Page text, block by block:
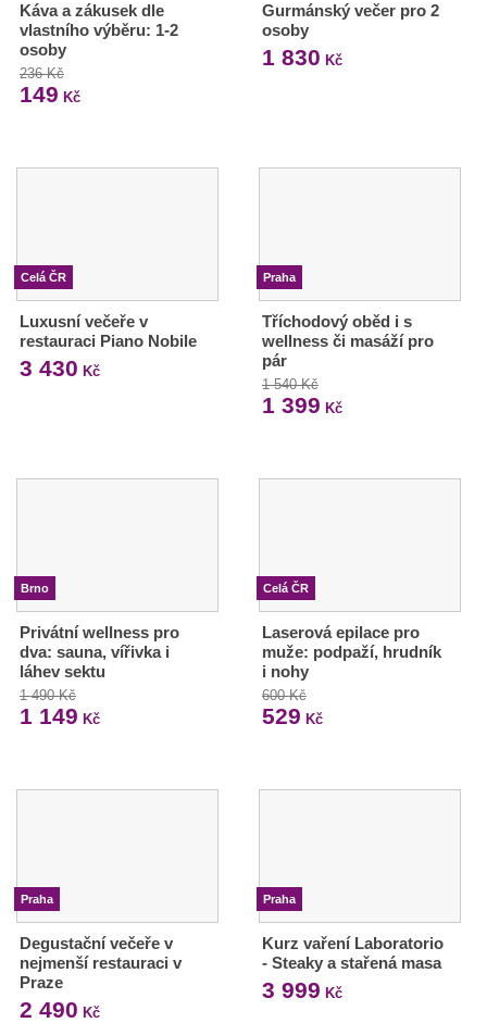
Káva a zákusek dle
vlastního výběru: 1-2
osoby
236 Kč
149 Kč
Gurmánský večer pro 2
osoby
1 830 Kč
Celá ČR
Luxusní večeře v
restauraci Piano Nobile
3 430 Kč
Praha
Tříchodový oběd i s
wellness či masáží pro
pár
1 540 Kč
1 399 Kč
Brno
Privátní wellness pro
dva: sauna, vířivka i
láhev sektu
1 490 Kč
1 149 Kč
Celá ČR
Laserová epilace pro
muže: podpaží, hrudník
i nohy
600 Kč
529 Kč
Praha
Degustační večeře v
nejmenší restauraci v
Praze
2 490 Kč
Praha
Kurz vaření Laboratorio
- Steaky a stařená masa
3 999 Kč